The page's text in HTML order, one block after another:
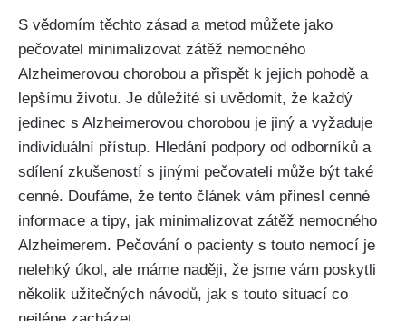
S vědomím těchto zásad a metod můžete jako
pečovatel minimalizovat zátěž nemocného
Alzheimerovou chorobou a přispět k jejich pohodě a
lepšímu životu. Je důležité si uvědomit, že každý
jedinec s Alzheimerovou chorobou je jiný a vyžaduje
individuální přístup. Hledání podpory od odborníků a
sdílení zkušeností s jinými pečovateli může být také
cenné. Doufáme, že tento článek vám přinesl cenné
informace a tipy, jak minimalizovat zátěž nemocného
Alzheimerem. Pečování o pacienty s touto nemocí je
nelehký úkol, ale máme naději, že jsme vám poskytli
několik užitečných návodů, jak s touto situací co